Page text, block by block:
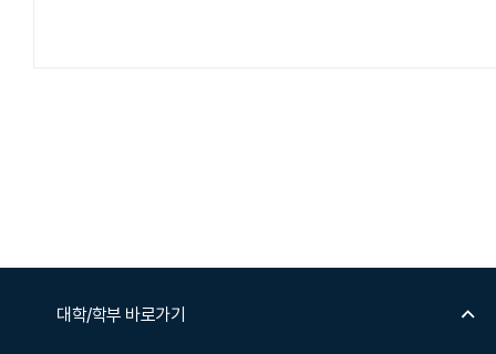
대학/학부 바로가기